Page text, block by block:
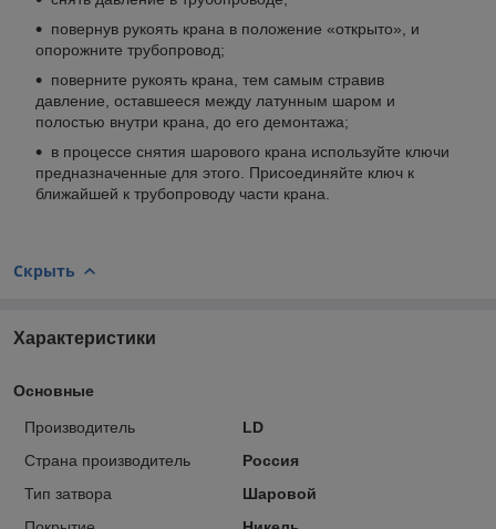
повернув рукоять крана в положение «открыто», и
опорожните трубопровод;
поверните рукоять крана, тем самым стравив
давление, оставшееся между латунным шаром и
полостью внутри крана, до его демонтажа;
в процессе снятия шарового крана используйте ключи
предназначенные для этого. Присоединяйте ключ к
ближайшей к трубопроводу части крана.
Скрыть
Характеристики
Основные
Производитель
LD
Страна производитель
Россия
Тип затвора
Шаровой